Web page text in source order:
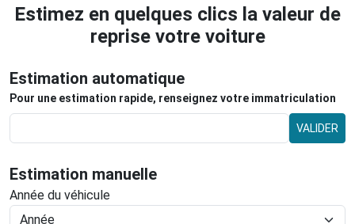
Estimez en quelques clics la valeur de
reprise votre voiture
Estimation automatique
Pour une estimation rapide, renseignez votre immatriculation
VALIDER
Estimation manuelle
Année du véhicule